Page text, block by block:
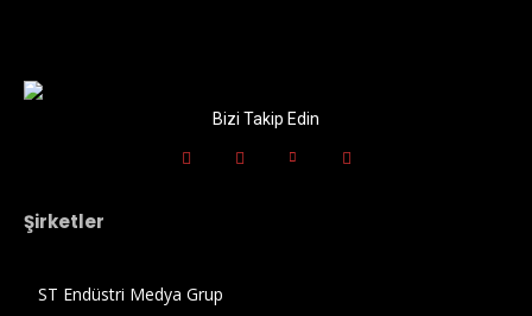
Bizi Takip Edin
Şirketler
ST Endüstri Medya Grup